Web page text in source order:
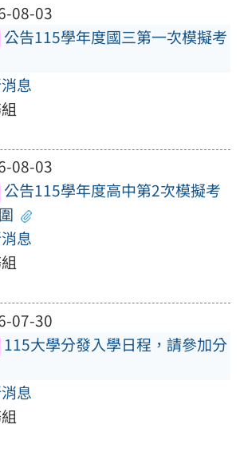
08-03
公告115學年度國三第一次模擬考
息
08-03
公告115學年度高中第2次模擬考
息
07-30
115大學分發入學日程，請參加分
息